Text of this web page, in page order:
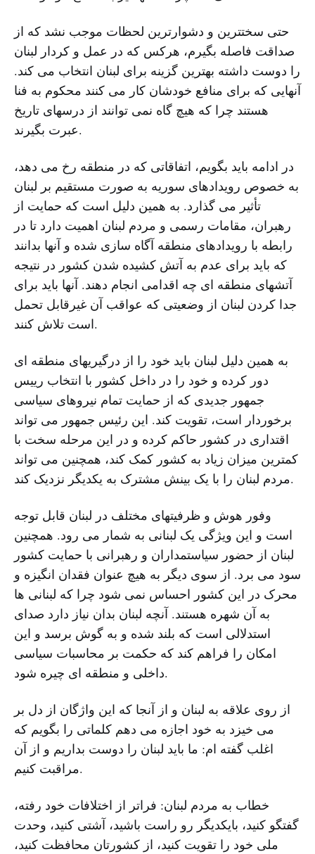
حتی سختترین و دشوارترین لحظات موجب نشد که از
صداقت فاصله بگیرم، هرکس که در عمل و کردار لبنان
را دوست داشته بهترین گزینه برای لبنان انتخاب می کند.
آنهایی که برای منافع خودشان کار می کنند محکوم به فنا
هستند چرا که هیچ گاه نمی توانند از درسهای تاریخ
عبرت بگیرند.
در ادامه باید بگویم، اتفاقاتی که در منطقه رخ می دهد،
به خصوص رویدادهای سوریه به صورت مستقیم بر لبنان
تأثیر می گذارد. به همین دلیل است که حمایت از
رهبران، مقامات رسمی و مردم لبنان اهمیت دارد تا در
رابطه با رویدادهای منطقه آگاه سازی شده و آنها بدانند
که باید برای عدم به آتش کشیده شدن کشور در نتیجه
آتشهای منطقه ای چه اقدامی انجام دهند. آنها باید برای
جدا کردن لبنان از وضعیتی که عواقب آن غیرقابل تحمل
است تلاش کنند.
به همین دلیل لبنان باید خود را از درگیریهای منطقه ای
دور کرده و خود را در داخل کشور با انتخاب رییس
جمهور جدیدی که از حمایت تمام نیروهای سیاسی
برخوردار است، تقویت کند. این رئیس جمهور می تواند
اقتداری در کشور حاکم کرده و در این مرحله سخت با
کمترین میزان زیاد به کشور کمک کند، همچنین می تواند
مردم لبنان را با یک بینش مشترک به یکدیگر نزدیک کند.
وفور هوش و ظرفیتهای مختلف در لبنان قابل توجه
است و این ویژگی یک لبنانی به شمار می رود. همچنین
لبنان از حضور سیاستمداران و رهبرانی با حمایت کشور
سود می برد. از سوی دیگر به هیچ عنوان فقدان انگیزه و
محرک در این کشور احساس نمی شود چرا که لبنانی ها
به آن شهره هستند. آنچه لبنان بدان نیاز دارد صدای
استدلالی است که بلند شده و به گوش برسد و این
امکان را فراهم کند که حکمت بر محاسبات سیاسی
داخلی و منطقه ای چیره شود.
از روی علاقه به لبنان و از آنجا که این واژگان از دل بر
می خیزد به خود اجازه می دهم کلماتی را بگویم که
اغلب گفته ام: ما باید لبنان را دوست بداریم و از آن
مراقبت کنیم.
خطاب به مردم لبنان: فراتر از اختلافات خود رفته،
گفتگو کنید، بایکدیگر رو راست باشید، آشتی کنید، وحدت
ملی خود را تقویت کنید، از کشورتان محافظت کنید،